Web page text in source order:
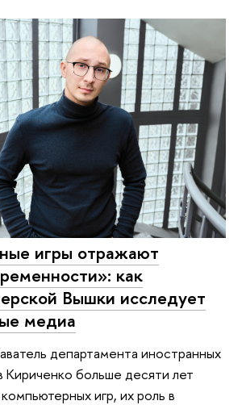
игры отражают
как
Вышки исследует
медиа
департамента иностранных
Кириченко больше десяти лет
игр, их роль в